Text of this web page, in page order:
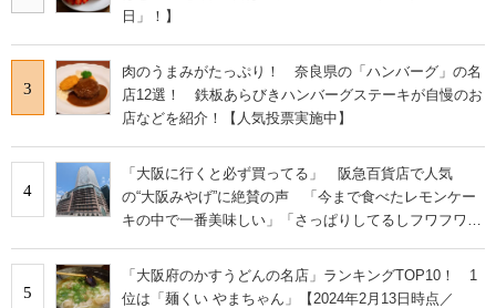
日」！】
3
肉のうまみがたっぷり！ 奈良県の「ハンバーグ」の名
店12選！ 鉄板あらびきハンバーグステーキが自慢のお
店などを紹介！【人気投票実施中】
4
「大阪に行くと必ず買ってる」 阪急百貨店で人気
の“大阪みやげ”に絶賛の声 「今まで食べたレモンケー
キの中で一番美味しい」「さっぱりしてるしフワフワで
5
「大阪府のかすうどんの名店」ランキングTOP10！ 1
位は「麺くい やまちゃん」【2024年2月13日時点／